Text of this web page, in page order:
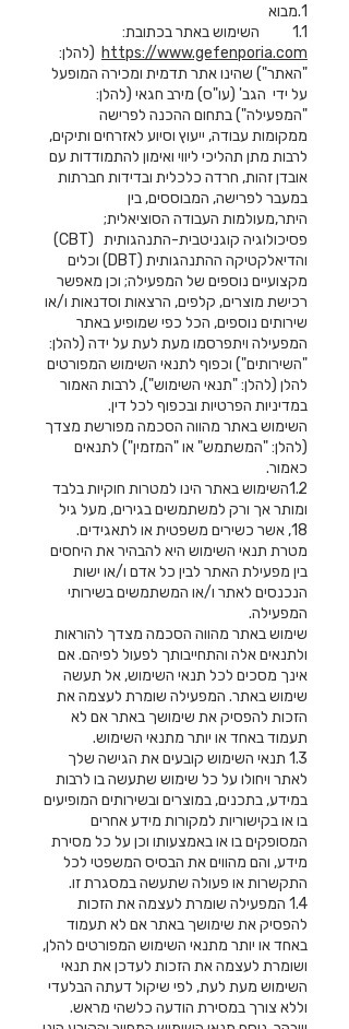
1.מבוא
1.1 השימוש באתר בכתובת:
https://www.gefenporia.com (להלן:
"האתר") שהינו אתר תדמית ומכירה המופעל
על ידי הגב' (עו"ס) מירב חגאי (להלן:
"המפעילה") בתחום ההכנה לפרישה
ממקומות עבודה, ייעוץ וסיוע לאזרחים ותיקים,
לרבות מתן תהליכי ליווי ואימון להתמודדות עם
אובדן זהות, חרדה כלכלית ובדידות חברתות
במעבר לפרישה, המבוססים, בין
היתר,מעולמות העבודה הסוציאלית;
פסיכולוגיה קוגניטבית-התנהגותית (CBT)
והדיאלקטיקה ההתנהגותית (DBT) וכלים
מקצועיים נוספים של המפעילה; וכן מאפשר
רכישת מוצרים, קלפים, הרצאות וסדנאות ו/או
שירותים נוספים, הכל כפי שמופיע באתר
המפעילה ויתפרסמו מעת לעת על ידה (להלן:
"השירותים") וכפוף לתנאי השימוש המפורטים
להלן (להלן: "תנאי השימוש"), לרבות האמור
במדיניות הפרטיות ובכפוף לכל דין.
השימוש באתר מהווה הסכמה מפורשת מצדך
(להלן: "המשתמש" או "המזמין") לתנאים
כאמור.
1.2השימוש באתר הינו למטרות חוקיות בלבד
ומותר אך ורק למשתמשים בגירים, מעל גיל
18, אשר כשירים משפטית או לתאגידים.
מטרת תנאי השימוש היא להבהיר את היחסים
בין מפעילת האתר לבין כל אדם ו/או ישות
הנכנסים לאתר ו/או המשתמשים בשירותי
המפעילה.
שימוש באתר מהווה הסכמה מצדך להוראות
ולתנאים אלה והתחייבותך לפעול לפיהם. אם
אינך מסכים לכל תנאי השימוש, אל תעשה
שימוש באתר. המפעילה שומרת לעצמה את
הזכות להפסיק את שימושך באתר אם לא
תעמוד באחד או יותר מתנאי השימוש.
1.3 תנאי השימוש קובעים את הגישה שלך
לאתר ויחולו על כל שימוש שתעשה בו לרבות
במידע, בתכנים, במוצרים ובשירותים המופיעים
בו או בקישוריות למקורות מידע אחרים
המסופקים בו או באמצעותו וכן על כל מסירת
מידע, והם מהווים את הבסיס המשפטי לכל
התקשרות או פעולה שתעשה במסגרת זו.
1.4 המפעילה שומרת לעצמה את הזכות
להפסיק את שימושך באתר אם לא תעמוד
באחד או יותר מתנאי השימוש המפורטים להלן,
ושומרת לעצמה את הזכות לעדכן את תנאי
השימוש מעת לעת, לפי שיקול דעתה הבלעדי
וללא צורך במסירת הודעה כלשהי מראש.